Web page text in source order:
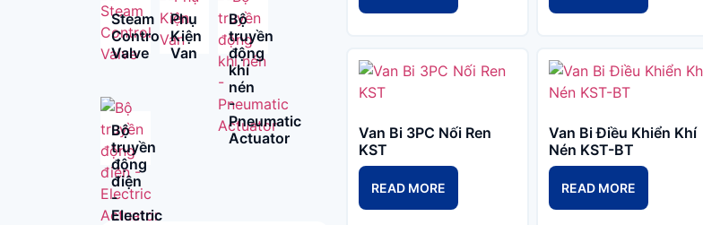
Steam
Control
Valve
Phụ
Kiện
Van
Bộ
truyền
động
khí
nén
-
Pneumatic
Actuator
Bộ
truyền
động
điện
-
Electric
Van Bi 3PC Nối Ren
KST
READ MORE
Van Bi Điều Khiển Khí
Nén KST-BT
READ MORE